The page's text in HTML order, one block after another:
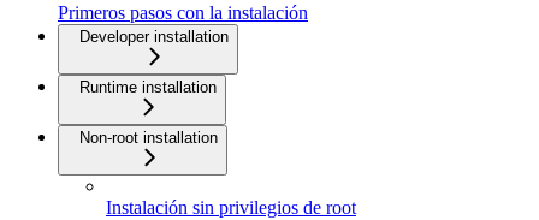
Primeros pasos con la instalación
Developer installation
Runtime installation
Non-root installation
Instalación sin privilegios de root